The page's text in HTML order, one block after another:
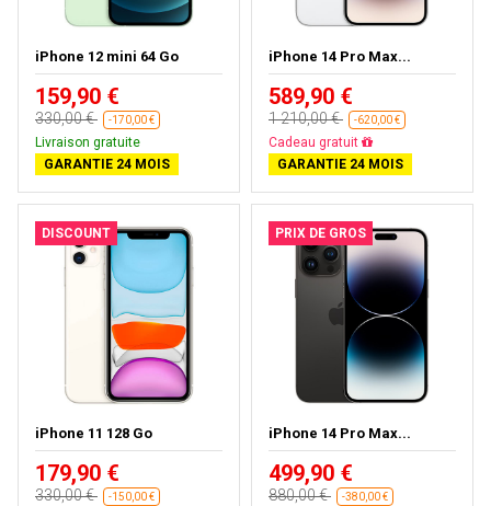
iPhone 12 mini 64 Go
159,90 €
330,00 € -170,00 €
Livraison gratuite
GARANTIE 24 MOIS
iPhone 14 Pro Max...
589,90 €
1 210,00 € -620,00 €
Livraison gratuite
GARANTIE 24 MOIS
DISCOUNT
iPhone 11 128 Go
179,90 €
330,00 € -150,00 €
PRIX DE GROS
iPhone 14 Pro Max...
499,90 €
880,00 € -380,00 €